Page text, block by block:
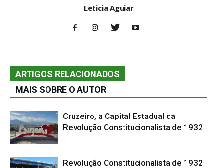
Leticia Aguiar
ARTIGOS RELACIONADOS
MAIS SOBRE O AUTOR
Cruzeiro, a Capital Estadual da
Revolução Constitucionalista de 1932
Revolução Constitucionalista de 1932